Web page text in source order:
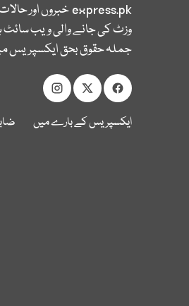
express.pkخبروں اور
وزٹ کی جانے والی ویب سائٹ
جملہ حقوق بحق ایکسپریس
ایکسپریس کے بارے میں